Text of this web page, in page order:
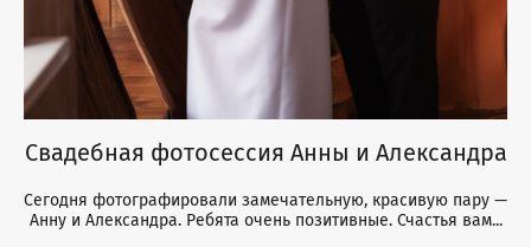
Свадебная фотосессия Анны и Александра
Сегодня фотографировали замечательную, красивую пару —
Анну и Александра. Ребята очень позитивные. Счастья вам...